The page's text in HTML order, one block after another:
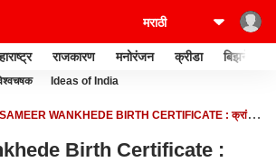
राजकारण मनोरंजन क्रीडा बिझनेस
Ideas of India
SAMEER WANKHEDE BIRTH CERTIFICATE : क्रांती
Birth Certificate :